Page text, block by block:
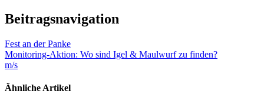
Beitragsnavigation
Fest an der Panke
Monitoring-Aktion: Wo sind Igel & Maulwurf zu finden?
m/s
Ähnliche Artikel